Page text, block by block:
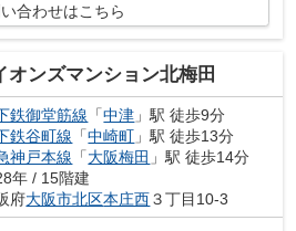
合わせはこちら
オンズマンション北梅田
鉄御堂筋線 「中津 」駅 徒歩9分
鉄谷町線 「中崎町 」駅 徒歩13分
神戸本線 「大阪梅田 」駅 徒歩14分
年 / 15階建
府大阪市北区本庄西３丁目10-3